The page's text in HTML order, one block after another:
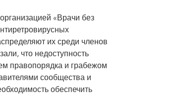
«Врачи без
их среди членов
что недоступность
правопорядка и грабежом
сообщества и
обеспечить